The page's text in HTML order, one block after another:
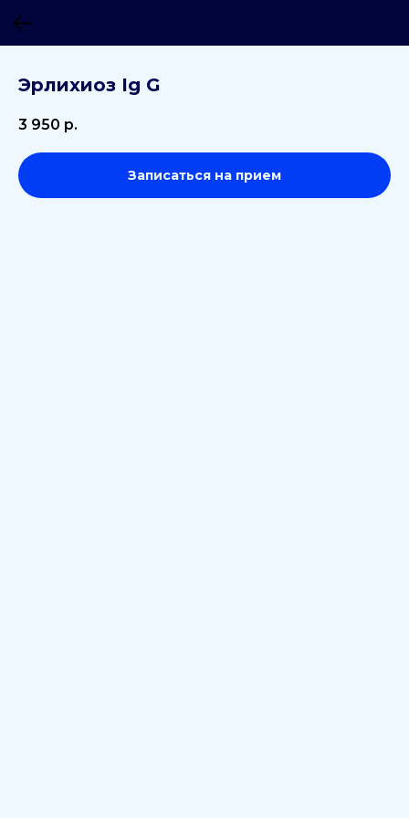
Эрлихиоз Ig G
3 950 р.
Записаться на прием